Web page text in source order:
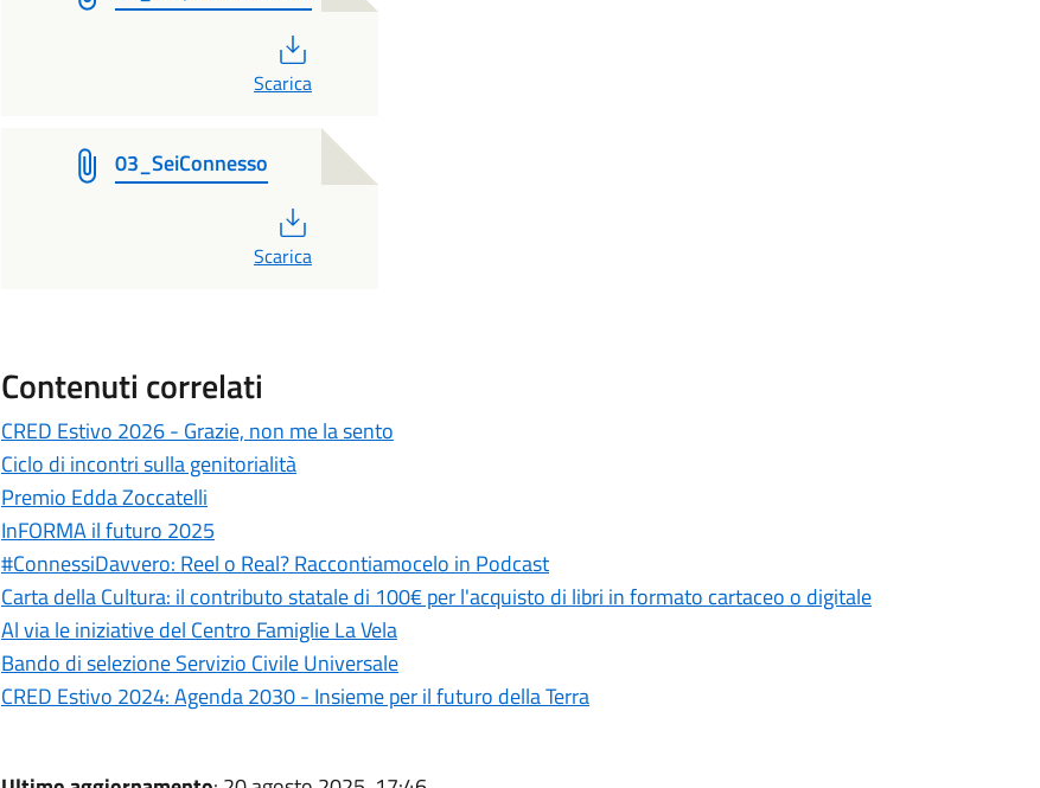
Scarica
03_SeiConnesso
Scarica
Contenuti correlati
CRED Estivo 2026 - Grazie, non me la sento
Ciclo di incontri sulla genitorialità
Premio Edda Zoccatelli
InFORMA il futuro 2025
#ConnessiDavvero: Reel o Real? Raccontiamocelo in Podcast
Carta della Cultura: il contributo statale di 100€ per l'acquisto di libri in formato cartaceo o digitale
Al via le iniziative del Centro Famiglie La Vela
Bando di selezione Servizio Civile Universale
CRED Estivo 2024: Agenda 2030 - Insieme per il futuro della Terra